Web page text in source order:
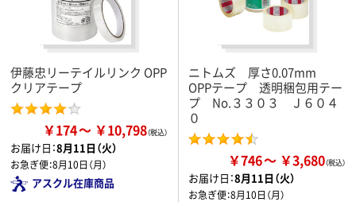
伊藤忠リーテイルリンク OPP
クリアテープ
￥174 ￥10,798
お届け日：8月11日（火）
お急ぎ便：8月10日（月）
アスクル在庫商品
ニトムズ 厚さ0.07mm
OPPテープ 透明梱包用テー
プ No.３３０３ Ｊ６０４
０
￥746 ￥3,680
お届け日：8月11日（火）
お急ぎ便：8月10日（月）